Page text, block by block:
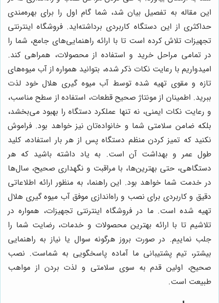
این مقاله به تفصیل بیان شد، شما گام اول را برای بهره‌مندی
حداکثری از این دستگاه کاربردی برداشته‌اید. فروشگاه اینترنتی
تجهیزات تلاش کرده است تا با ارائه راهنمایی‌های جامع، شما را
در تمامی مراحل خرید و استفاده از محصولات، همراهی کند.
امیدواریم با رعایت نکات ذکر شده، بتوانید همواره از آب میوه‌های
تازه و مقوی تهیه شده توسط آب میوه گیری هلال خود لذت
ببرید. اطمینان از مونتاژ صحیح قطعات، استفاده از سطح مناسب،
و رعایت نکات ایمنی، نه تنها عملکرد دستگاه را بهبود می‌بخشد،
بلکه ضامن سلامتی شما و خانواده‌تان نیز خواهد بود. فراموش
نکنید که تمیز کردن منظم دستگاه پس از هر بار استفاده، کلید
طول عمر و بهداشت آن است. به یاد داشته باشید که هر
دستگاهی، حتی بهترین‌ها، با مراقبت و نگهداری صحیح، سال‌ها
در خدمت شما خواهد بود. این راهنما، به منظور ارائه اطلاعاتی
دقیق و کاربردی برای نصب و راه‌اندازی موفق آب میوه گیری هلال
تهیه شده است. ما در فروشگاه اینترنتی تجهیزات، همواره در
تلاشیم تا با ارائه بهترین محصولات و خدمات، رضایت شما را
جلب نماییم. در صورت بروز هرگونه سوال یا نیاز به راهنمایی
بیشتر، تیم پشتیبانی ما آماده پاسخگویی به شماست. نصب
صحیح، اولین قدم به سوی سلامتی و لذت بردن از مواهب
طبیعت است.